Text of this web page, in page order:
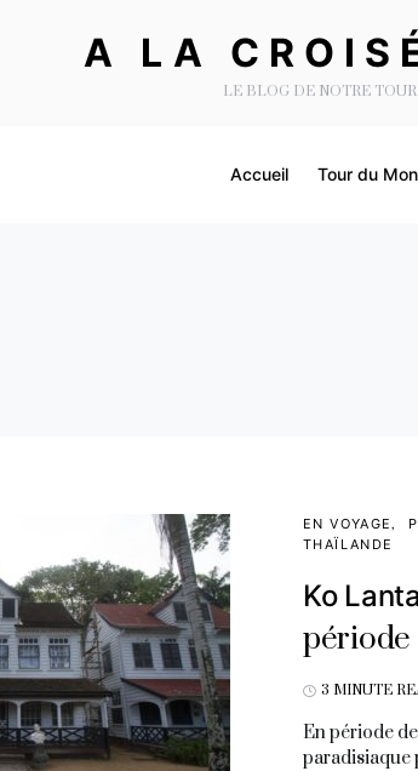
A LA
LE BLOG DE NOTRE
Accueil Tour du
EN VOYAGE
THAÏLANDE
Ko
période
3 MINUTE
En période
paradisiaque